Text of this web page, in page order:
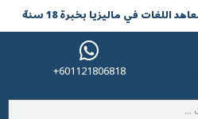
في مالیزیا بخبرة 18 سنة
601121806818+